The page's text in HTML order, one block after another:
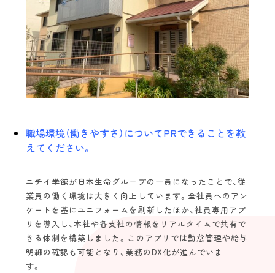
スタッフインタビュー
エバーガーデン久留米中央町
介護のキャリア
職場環境（働きやすさ）についてPRできることを教
えてください。
ニチイ学館が日本生命グループの一員になったことで、従
業員の働く環境は大きく向上しています。全社員へのアン
ケートを基にユニフォームを刷新したほか、社員専用アプ
リを導入し、本社や各支社の情報をリアルタイムで共有で
きる体制を構築しました。このアプリでは勤怠管理や給与
明細の確認も可能となり、業務のDX化が進んでいま
す